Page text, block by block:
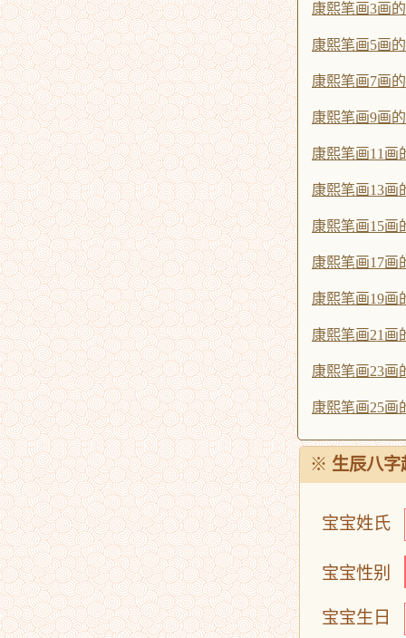
康熙笔画3画
康熙笔画5画
康熙笔画7画
康熙笔画9画
康熙笔画11画
康熙笔画13画
康熙笔画15画
康熙笔画17画
康熙笔画19画
康熙笔画21画
康熙笔画23画
康熙笔画25画
※ 生辰八字
宝宝姓氏
宝宝性别
宝宝生日